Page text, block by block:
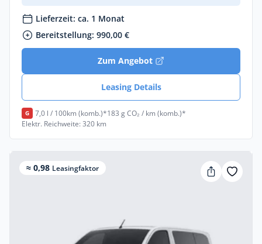
Lieferzeit: ca. 1 Monat
Bereitstellung: 990,00 €
Zum Angebot
Leasing Details
G 7,0 l / 100km (komb.)*183 g CO₂ / km (komb.)*
Elektr. Reichweite: 320 km
≈ 0,98 Leasingfaktor